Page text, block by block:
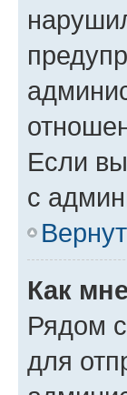
Если
с
Как
Рядом
для